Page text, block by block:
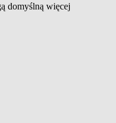
domyślną więcej